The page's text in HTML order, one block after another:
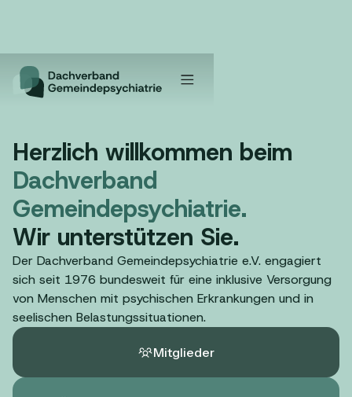
Herzlich willkommen beim
Dachverband
Gemeindepsychiatrie.
Wir unterstützen Sie.
Der Dachverband Gemeindepsychiatrie e.V. engagiert
sich seit 1976 bundesweit für eine inklusive Versorgung
von Menschen mit psychischen Erkrankungen und in
seelischen Belastungssituationen.
Mitglieder